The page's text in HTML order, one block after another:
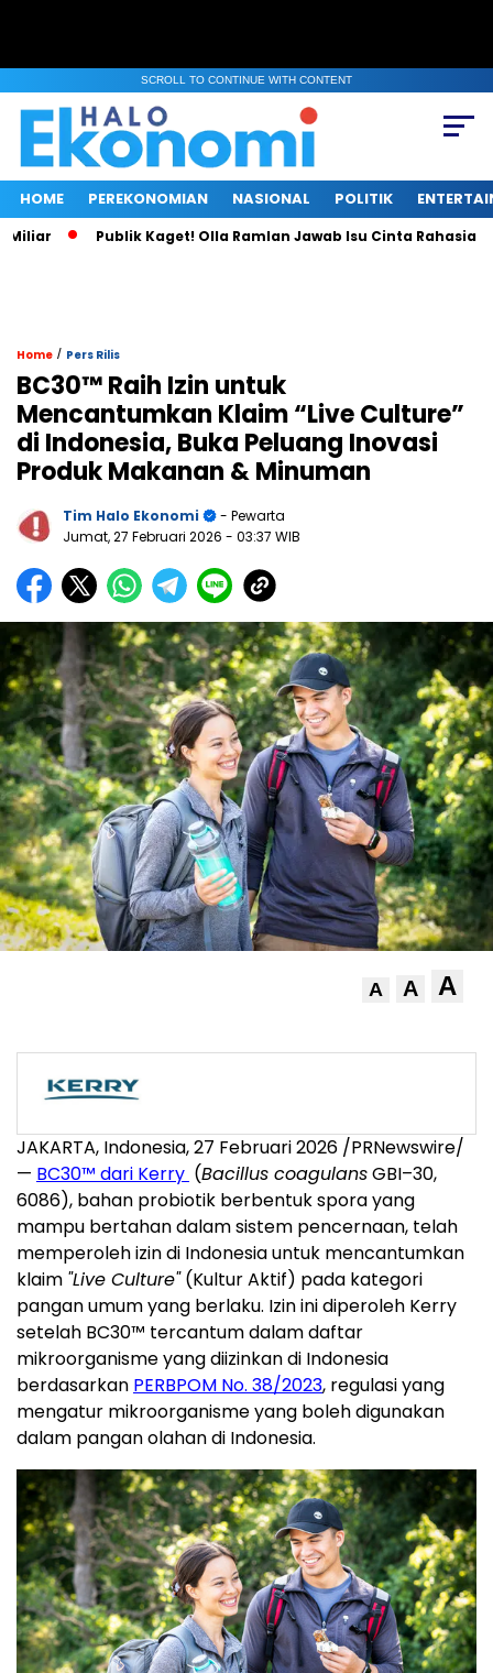
SCROLL TO CONTINUE WITH CONTENT
HOME PEREKONOMIAN NASIONAL POLITIK
Publik Kaget! Olla Ramlan Jawab Isu Cinta Rahasia
Home / Pers Rilis
BC30™ Raih Izin untuk
Mencantumkan Klaim “Live Culture”
di Indonesia, Buka Peluang Inovasi
Produk Makanan & Minuman
Tim Halo Ekonomi
- Pewarta
Jumat, 27 Februari 2026 - 03:37 WIB
A A A
JAKARTA, Indonesia, 27 Februari 2026 /PRNewswire/
— BC30™ dari Kerry (Bacillus coagulansGBI–30,
6086), bahan probiotik berbentuk spora yang
mampu bertahan dalam sistem pencernaan, telah
memperoleh izin di Indonesia untuk mencantumkan
klaim "Live Culture"(Kultur Aktif) pada kategori
pangan umum yang berlaku. Izin ini diperoleh Kerry
setelah BC30™ tercantum dalam daftar
mikroorganisme yang diizinkan di Indonesia
berdasarkan PERBPOM No. 38/2023, regulasi yang
mengatur mikroorganisme yang boleh digunakan
dalam pangan olahan di Indonesia.